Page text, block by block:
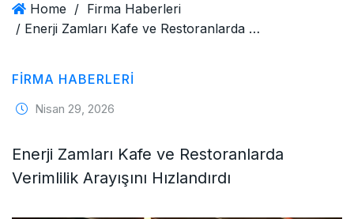
Home / Firma Haberleri
/ Enerji Zamları Kafe ve Restoranlarda Verimlilik Arayışını Hızlandırdı
FIRMA HABERLERI
Nisan 29, 2026
Enerji Zamları Kafe ve Restoranlarda
Verimlilik Arayışını Hızlandırdı